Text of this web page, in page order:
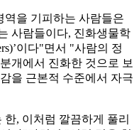
역을 기피하는 사람들은
사람들이다, 진화생물학
이다"면서 "사람의 정
개에서 진화한 것으로 보
을 근본적 수준에서 자극
, 이처럼 깔끔하게 풀리